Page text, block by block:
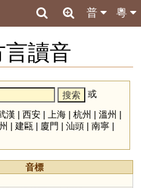
粵
普
讀音
或
漢 | 西安| 上海| 杭州 | 溫州 |
| 建甌 | 廈門 | 汕頭| 南寧|
音標